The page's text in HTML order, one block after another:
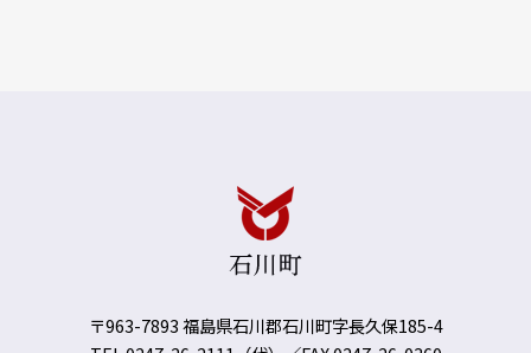
〒963-7893 福島県石川郡石川町字長久保185-4